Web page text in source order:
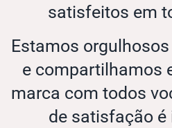
satisfeitos em
Estamos
e compartilhamos
marca com todos
de satisfação é